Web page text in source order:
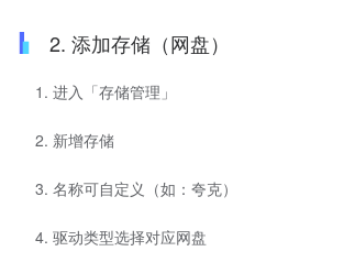
2. 添加存储（网盘）
进入「存储管理」
新增存储
名称可自定义（如：夸克）
驱动类型选择对应网盘